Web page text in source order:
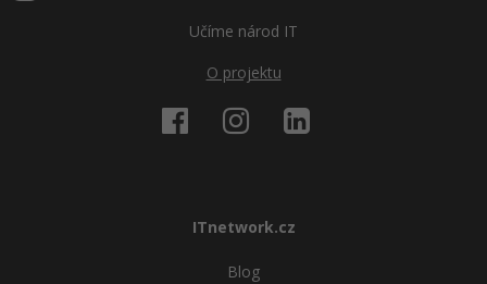
Učíme národ IT
O projektu
ITnetwork.cz
Blog